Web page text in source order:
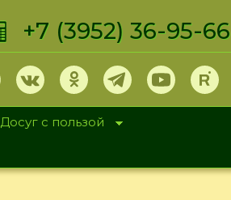
+7 (3952) 36-95-66
Досуг с пользой